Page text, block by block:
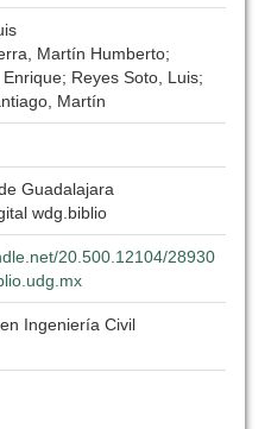
Martín Humberto;
Reyes Soto, Luis;
Martín
Guadalajara
wdg.biblio
20.500.12104/28930
Ingeniería Civil